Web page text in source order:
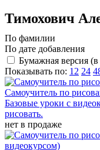
Тимохович
По фамилии
По дате добавления
Бумажная версия
Показывать по: 12 24
Самоучитель по
Базовые уроки с
рисовать.
нет в продаже